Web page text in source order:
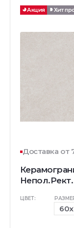
Акция Хит
Доставка от
ЦВЕТ: